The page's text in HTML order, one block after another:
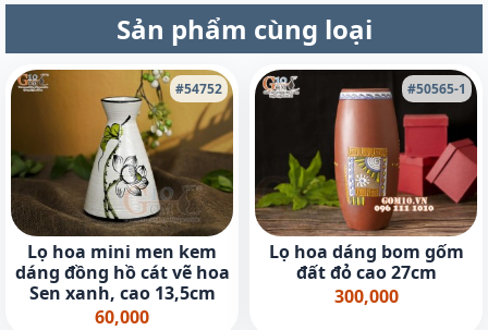
Sản phẩm cùng loại
#54752
Lọ hoa mini men kem
dáng đồng hồ cát vẽ hoa
Sen xanh, cao 13,5cm
60,000
#50565-1
Lọ hoa dáng bom gốm
đất đỏ cao 27cm
300,000